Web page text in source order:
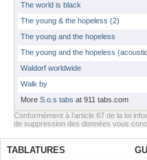
The world is black
The young & the hopeless (2)
The young and the hopeless
The young and the hopeless
Waldorf worldwide
Walk by
More S.o.s tabs at 911 tabs.com
Conformément à l’article 67 de la loi
de suppression des données vous
TABLATURES